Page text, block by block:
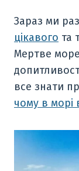
Зараз ми
цікавого та
Мертве
все знати
чому в морі